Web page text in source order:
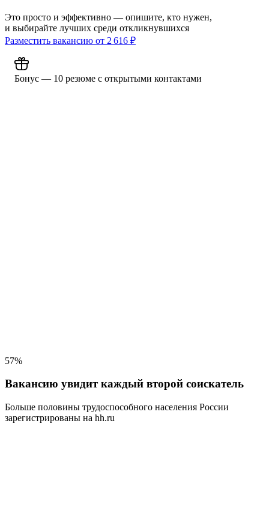
Это просто и эффективно — опишите, кто нужен,
и выбирайте лучших среди откликнувшихся
Разместить вакансию от 2 616 ₽
Бонус — 10 резюме с открытыми контактами
57%
Вакансию увидит каждый второй соискатель
Больше половины трудоспособного населения России
зарегистрированы на hh.ru